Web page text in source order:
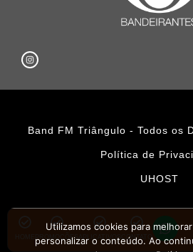
Band FM Triângulo - Todos os
Política de
UHOST
PROMOÇÕESAPLICATIVOS CONTATO
Utilizamos cookies para
personalizar o conteúdo. Ao